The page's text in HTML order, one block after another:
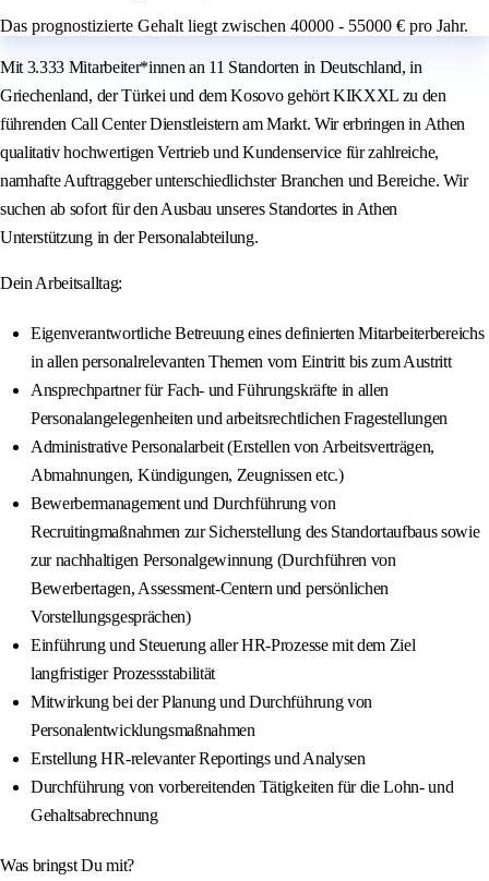
Das prognostizierte Gehalt liegt zwischen 40000 - 55000 € pro Jahr.
Mit 3.333 Mitarbeiter*innen an 11 Standorten in Deutschland, in
Griechenland, der Türkei und dem Kosovo gehört KIKXXL zu den
führenden Call Center Dienstleistern am Markt. Wir erbringen in Athen
qualitativ hochwertigen Vertrieb und Kundenservice für zahlreiche,
namhafte Auftraggeber unterschiedlichster Branchen und Bereiche. Wir
suchen ab sofort für den Ausbau unseres Standortes in Athen
Unterstützung in der Personalabteilung.
Dein Arbeitsalltag:
Eigenverantwortliche Betreuung eines definierten Mitarbeiterbereichs
in allen personalrelevanten Themen vom Eintritt bis zum Austritt
Ansprechpartner für Fach- und Führungskräfte in allen
Personalangelegenheiten und arbeitsrechtlichen Fragestellungen
Administrative Personalarbeit (Erstellen von Arbeitsverträgen,
Abmahnungen, Kündigungen, Zeugnissen etc.)
Bewerbermanagement und Durchführung von
Recruitingmaßnahmen zur Sicherstellung des Standortaufbaus sowie
zur nachhaltigen Personalgewinnung (Durchführen von
Bewerbertagen, Assessment-Centern und persönlichen
Vorstellungsgesprächen)
Einführung und Steuerung aller HR-Prozesse mit dem Ziel
langfristiger Prozessstabilität
Mitwirkung bei der Planung und Durchführung von
Personalentwicklungsmaßnahmen
Erstellung HR-relevanter Reportings und Analysen
Durchführung von vorbereitenden Tätigkeiten für die Lohn- und
Gehaltsabrechnung
Was bringst Du mit?